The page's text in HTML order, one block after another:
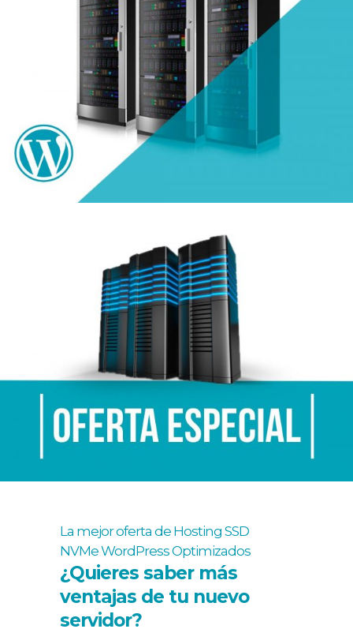
La mejor oferta de Hosting SSD
NVMe WordPress Optimizados
¿Quieres saber más
ventajas de tu nuevo
servidor?